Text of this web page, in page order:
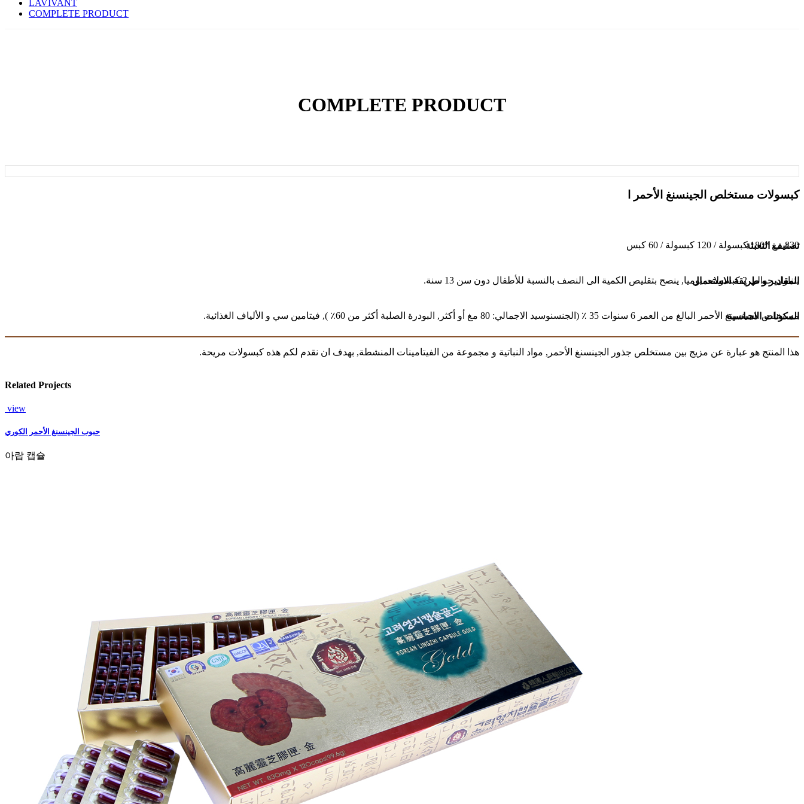
LAVIVANT
COMPLETE PRODUCT
COMPLETE PRODUCT
كبسولات مستخلص الجينسنغ الأحمر ا
تصنيف التعبئة
830 مغ *180 كبسولة / 120 كبسولة / 60 كبس
المقادير و طريقة الاستعمال
يتناول حوالي 2 كبسولات يوميا, ينصح بتقليص الكمية الى النصف بالنسبة للأطفال دون سن 13 سنة.
المكونات الاساسية
مستخلص الجينسنغ الأحمر البالغ من العمر 6 سنوات 35 ٪ (الجنسنوسيد الاجمالي: 80 مغ أو أكثر, البودرة الصلبة أكثر من 60٪ ), فيتامين سي و الألياف الغذائية.
هذا المنتج هو عبارة عن مزيج بين مستخلص جذور الجينسنغ الأحمر, مواد النباتية و مجموعة من الفيتامينات المنشطة, بهدف ان نقدم لكم هذه كبسولات مريحة.
Related Projects
view
حبوب الجينسنغ الأحمر الكوري
아랍 캡슐